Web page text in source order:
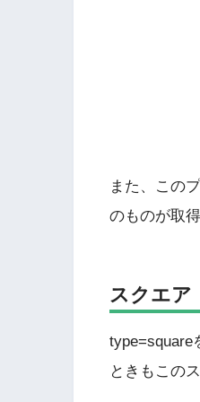
また、この
のものが取
スクエア
type=square
ときもこの